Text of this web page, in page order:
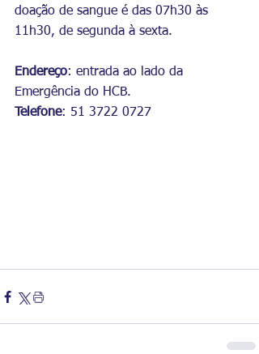
doação de sangue é das 07h30 às
11h30, de segunda à sexta.
Endereço: entrada ao lado da
Emergência do HCB.
Telefone: 51 3722 0727